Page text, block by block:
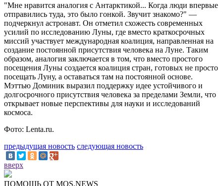
"Мне нравится аналогия с Антарктикой... Когда люди впервые
отправились туда, это было гонкой. Звучит знакомо?" —
подчеркнул астронавт. Он отметил схожесть современных
усилий по исследованию Луны, где вместо краткосрочных
миссий участвует международная коалиция, направленная на
создание постоянной присутствия человека на Луне. Таким
образом, аналогия заключается в том, что вместо простого
посещения Луны создается коалиция стран, готовых не просто
посещать Луну, а оставаться там на постоянной основе.
Мэттью Доминик выразил поддержку идее устойчивого и
долгосрочного присутствия человека за пределами Земли, что
открывает новые перспективы для науки и исследований
космоса.
Фото: Lenta.ru.
предыдущая новость следующая новость
вверх
ПОМОЩЬ ОТ MOS.NEWS